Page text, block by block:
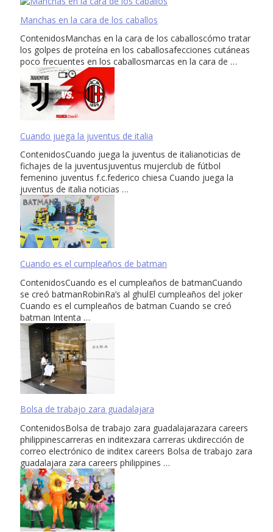
Manchas en la cara de los caballos
ContenidosManchas en la cara de los caballoscómo tratar
los golpes de proteína en los caballosafecciones cutáneas
poco frecuentes en los caballosmarcas en la cara de …
Cuando juega la juventus de italia
ContenidosCuando juega la juventus de italianoticias de
fichajes de la juventusjuventus mujerclub de fútbol
femenino juventus f.c.federico chiesa Cuando juega la
juventus de italia noticias …
Cuando es el cumpleaños de batman
ContenidosCuando es el cumpleaños de batmanCuando
se creó batmanRobinRa’s al ghulEl cumpleaños del joker
Cuando es el cumpleaños de batman Cuando se creó
batman Intenta …
Bolsa de trabajo zara guadalajara
ContenidosBolsa de trabajo zara guadalajarazara careers
philippinescarreras en inditexzara carreras ukdirección de
correo electrónico de inditex careers Bolsa de trabajo zara
guadalajara zara careers philippines …